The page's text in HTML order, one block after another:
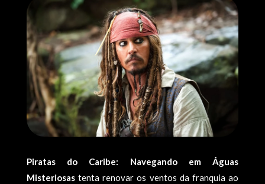
Piratas do Caribe: Navegando em Águas
Misteriosastenta renovar os ventos da franquia ao